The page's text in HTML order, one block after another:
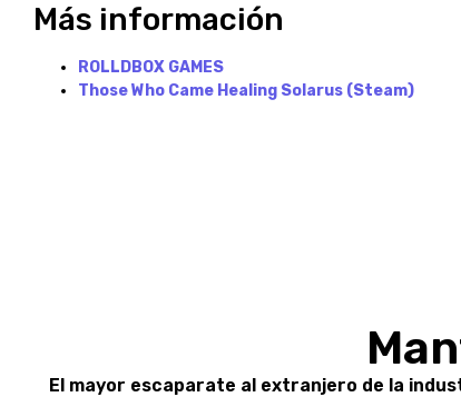
Más información
ROLLDBOX GAMES
Those Who Came Healing Solarus (Steam)
El mayor escaparate al extranjero de la